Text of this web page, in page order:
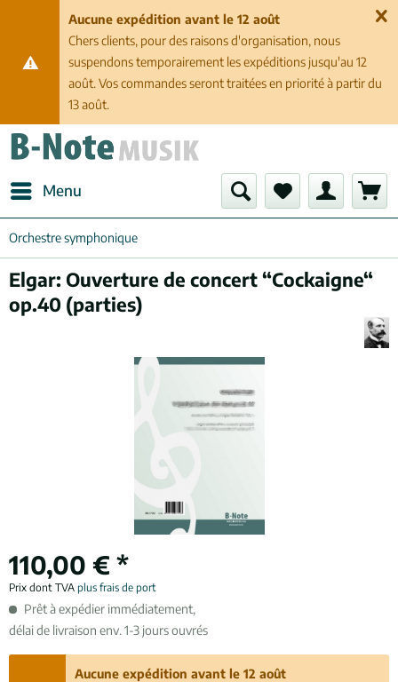
Aucune expédition avant le 12 août
Chers clients, pour des raisons d'organisation, nous
suspendons temporairement les expéditions jusqu'au 12
août. Vos commandes seront traitées en priorité à partir du
13 août.
Menu
Orchestre symphonique
Elgar: Ouverture de concert “Cockaigne“
op.40 (parties)
110,00 € *
Prix dont TVA plus frais de port
Prêt à expédier immédiatement,
délai de livraison env. 1-3 jours ouvrés
Aucune expédition avant le 12 août